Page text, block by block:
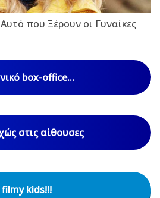
που Ξέρουν οι Γυναίκες
box-office...
στις αίθουσες
filmy kids!!!